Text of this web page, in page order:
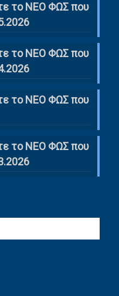
το ΝΕΟ ΦΩΣ που
το ΝΕΟ ΦΩΣ που
το ΝΕΟ ΦΩΣ που
το ΝΕΟ ΦΩΣ που